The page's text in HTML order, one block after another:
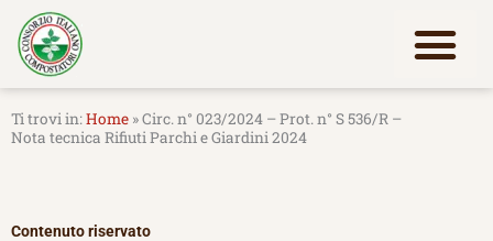
contenuto
Home »Circ. n° 023/2024 – Prot. n° S 536/R –
Nota tecnica Rifiuti Parchi e Giardini 2024
Contenuto riservato